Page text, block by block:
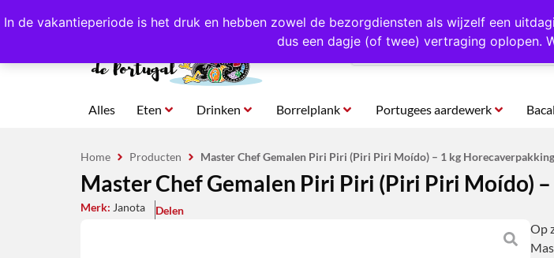
In de vakantieperiode is het druk en hebben zowel de bezorgdiensten als wijzelf een
dus een dagje (of twee) vertraging oplopen.
4,8/5,0 sterren beoordeeld! Eigen import uit Portugal Altijd 1000 verschillende
Alles Eten Drinken Borrelplank Portugees aardewerk
Home Producten Master Chef Gemalen Piri Piri (Piri Piri Moído) – 1 kg Horecaverpakking
Master Chef Gemalen Piri Piri (Piri Piri Moído)
Merk: Janota Delen
Op